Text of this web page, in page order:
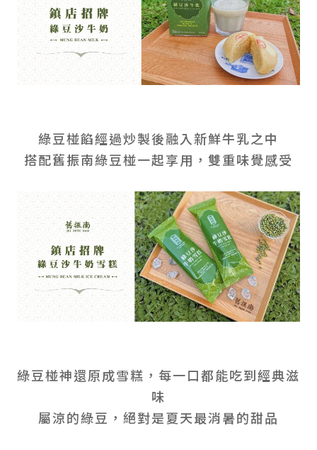
綠豆椪餡經過炒製後融入新鮮牛乳之中
搭配舊振南綠豆椪一起享用，雙重味覺感受
綠豆椪神還原成雪糕，每一口都能吃到經典滋
味
屬涼的綠豆，絕對是夏天最消暑的甜品